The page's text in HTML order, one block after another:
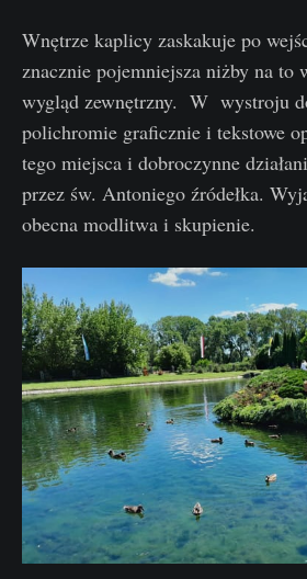
Wnętrze kaplicy zaskakuje po
znacznie pojemniejsza niżby na to
wygląd zewnętrzny. W wystroju
polichromie graficznie i tekstowe
tego miejsca i dobroczynne
przez św. Antoniego źródełka.
obecna modlitwa i skupienie.